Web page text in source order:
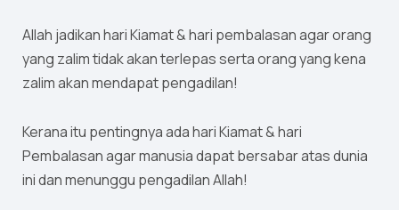
Allah jadikan hari Kiamat & hari pembalasan agar orang
yang zalim tidak akan terlepas serta orang yang kena
zalim akan mendapat pengadilan!
Kerana itu pentingnya ada hari Kiamat & hari
Pembalasan agar manusia dapat bersabar atas dunia
ini dan menunggu pengadilan Allah!